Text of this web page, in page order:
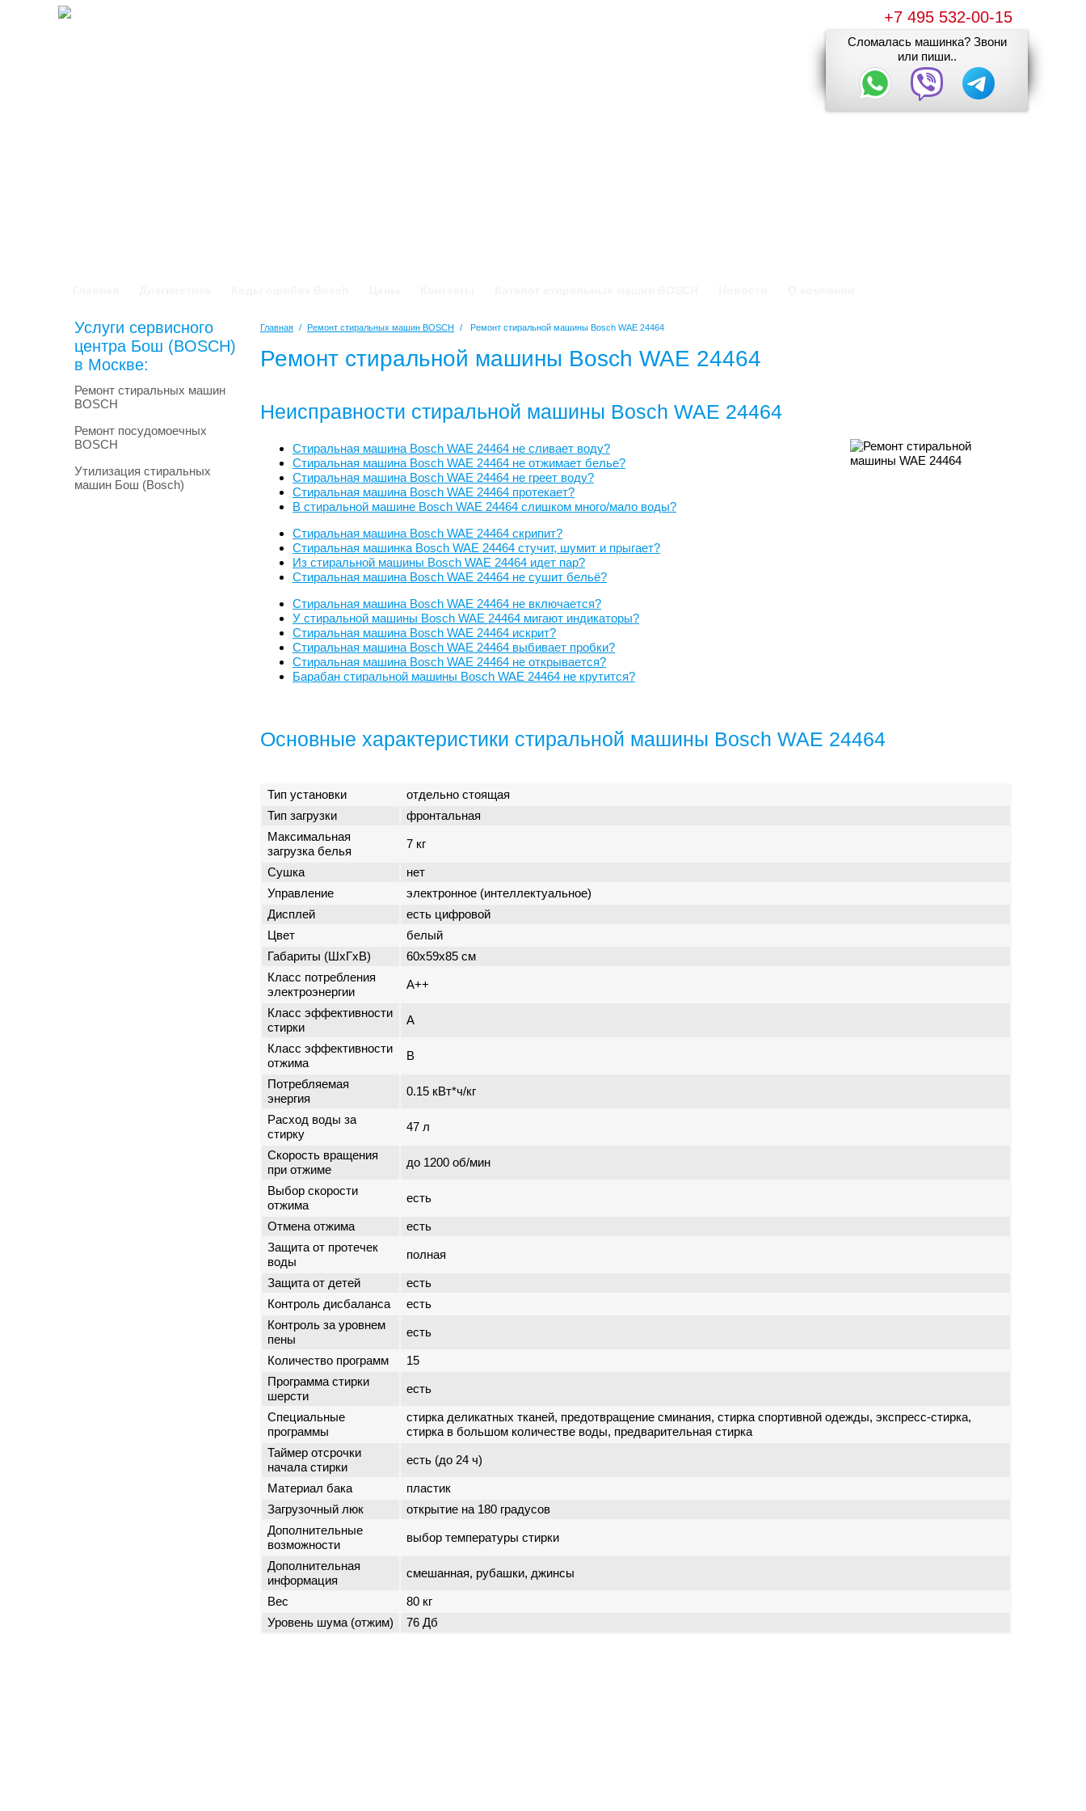
+7 495 532-00-15
Сломалась машинка? Звони
или пиши..
Главная / Ремонт стиральных машин BOSCH / Ремонт стиральной машины Bosch WAE 24464
Ремонт стиральной машины Bosch WAE 24464
Неисправности стиральной машины Bosch WAE 24464
Стиральная машина Bosch WAE 24464 не сливает воду?
Стиральная машина Bosch WAE 24464 не отжимает белье?
Стиральная машина Bosch WAE 24464 не греет воду?
Стиральная машина Bosch WAE 24464 протекает?
В стиральной машине Bosch WAE 24464 слишком много/мало воды?
Стиральная машина Bosch WAE 24464 скрипит?
Стиральная машинка Bosch WAE 24464 стучит, шумит и прыгает?
Из стиральной машины Bosch WAE 24464 идет пар?
Стиральная машина Bosch WAE 24464 не сушит бельё?
Стиральная машина Bosch WAE 24464 не включается?
У стиральной машины Bosch WAE 24464 мигают индикаторы?
Стиральная машина Bosch WAE 24464 искрит?
Стиральная машина Bosch WAE 24464 выбивает пробки?
Стиральная машина Bosch WAE 24464 не открывается?
Барабан стиральной машины Bosch WAE 24464 не крутится?
Основные характеристики стиральной машины Bosch WAE 24464
Тип установки
отдельно стоящая
Тип загрузки
фронтальная
Максимальная
загрузка белья
7 кг
Сушка
нет
Управление
электронное (интеллектуальное)
Дисплей
есть цифровой
Цвет
белый
Габариты (ШxГxВ)
60x59x85 см
Класс потребления
электроэнергии
A++
Класс эффективности
стирки
A
Класс эффективности
отжима
B
Потребляемая
энергия
0.15 кВт*ч/кг
Расход воды за
стирку
47 л
Скорость вращения
при отжиме
до 1200 об/мин
Выбор скорости
отжима
есть
Отмена отжима
есть
Защита от протечек
воды
полная
Защита от детей
есть
Контроль дисбаланса
есть
Контроль за уровнем
пены
есть
Количество программ
15
Программа стирки
шерсти
есть
Специальные
программы
стирка деликатных тканей, предотвращение сминания, стирка спортивной одежды, экспресс-стирка,
стирка в большом количестве воды, предварительная стирка
Таймер отсрочки
начала стирки
есть (до 24 ч)
Материал бака
пластик
Загрузочный люк
открытие на 180 градусов
Дополнительные
возможности
выбор температуры стирки
Дополнительная
информация
смешанная, рубашки, джинсы
Вес
80 кг
Уровень шума (отжим)
76 Дб
Услуги сервисного
центра Бош (BOSCH)
в Москве:
Ремонт стиральных машин
BOSCH
Ремонт посудомоечных
BOSCH
Утилизация стиральных
машин Бош (Bosch)